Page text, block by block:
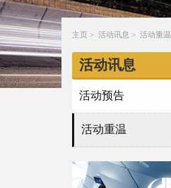
主页 > 活动讯息 > 活动重温
活动讯息
活动预告
活动重温